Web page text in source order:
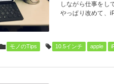
しながら仕事をし
やっぱり改めて、
モノのTips 10.5インチ apple